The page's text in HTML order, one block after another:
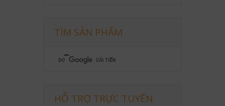
TÌM SẢN PHẨM
HỖ TRỢ TRỰC TUYẾN